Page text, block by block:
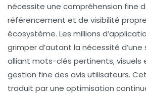
nécessite une compréhension fine
référencement et de visibilité
écosystème. Les millions
grimper d’autant la nécessité
alliant mots-clés pertinents, visuels
gestion fine des avis utilisateurs.
traduit par une optimisation